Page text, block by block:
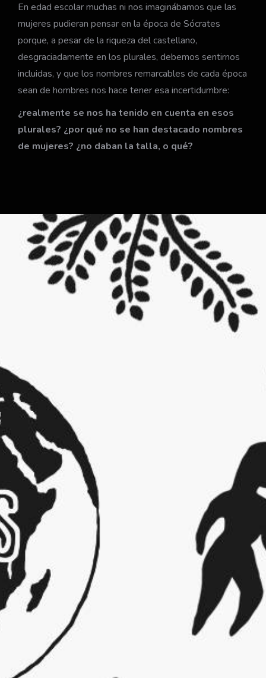
En edad escolar muchas ni nos imaginábamos que las
mujeres pudieran pensar en la época de Sócrates
porque, a pesar de la riqueza del castellano,
desgraciadamente en los plurales, debemos sentirnos
incluidas, y que los nombres remarcables de cada época
sean de hombres nos hace tener esa incertidumbre:
¿realmente se nos ha tenido en cuenta en esos
plurales? ¿por qué no se han destacado nombres
de mujeres? ¿no daban la talla, o qué?